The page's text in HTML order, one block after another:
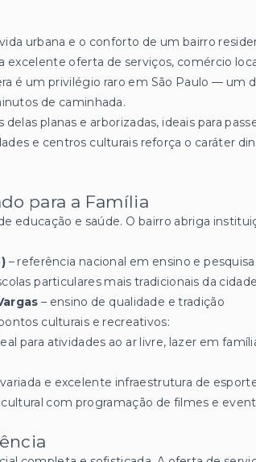
urbana e o conforto de um bairro
excelente oferta de serviços, comércio
é um privilégio raro em São Paulo — um
de caminhada.
planas e arborizadas, ideais para
e centros culturais reforça o caráter
para a Família
educação e saúde. O bairro abriga
– referência nacional em ensino e pesquisa
particulares mais tradicionais da cidade
– ensino de qualidade e tradição
culturais e recreativos:
para atividades ao ar livre, lazer em
e excelente infraestrutura de
com programação de filmes e